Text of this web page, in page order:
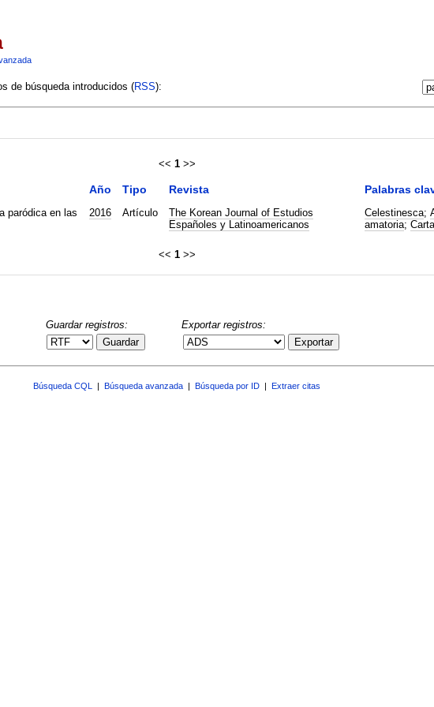
de búsqueda introducidos (RSS):
<< 1 >>
Año Tipo Revista Palabras
paródica en las
2016 Artículo
The Korean Journal of Estudios
Españoles y Latinoamericanos
Celestinesca;
amatoria;
<< 1 >>
Guardar registros:
Guardar
Exportar registros:
Exportar
Búsqueda CQL Búsqueda avanzada Búsqueda por ID Extraer citas